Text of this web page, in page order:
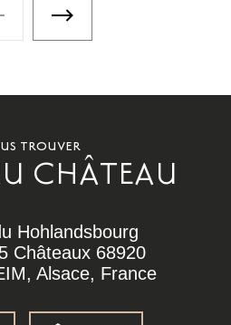
faire également - Visite
À faire également -
trouver
CHÂTEAU
Hohlandsbourg
Châteaux 68920
Alsace, France